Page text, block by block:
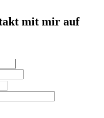
mit mir auf